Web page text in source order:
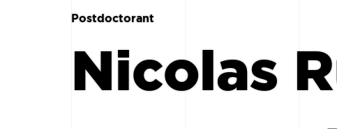
Postdoctorant
Nicolas